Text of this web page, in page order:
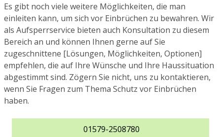
Es gibt noch viele weitere Möglichkeiten, die man
einleiten kann, um sich vor Einbrüchen zu bewahren. Wir
als Aufsperrservice bieten auch Konsultation zu diesem
Bereich an und können Ihnen gerne auf Sie
zugeschnittene [Lösungen, Möglichkeiten, Optionen]
empfehlen, die auf Ihre Wünsche und Ihre Haussituation
abgestimmt sind. Zögern Sie nicht, uns zu kontaktieren,
wenn Sie Fragen zum Thema Schutz vor Einbrüchen
haben.
01579-2508780